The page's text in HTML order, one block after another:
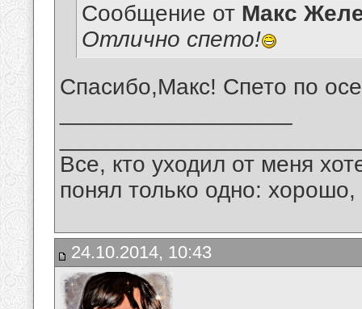
Сообщение от Макс
Отлично спето!
Спасибо,Макс! Спето по
Все, кто уходил от меня
понял только одно:
24.10.2014, 10:43